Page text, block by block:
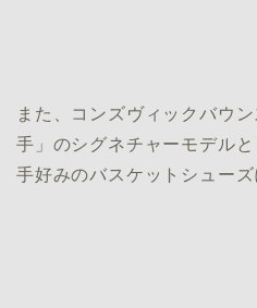
また、コンズヴィックバウ
手」のシグネチャーモデル
手好みのバスケットシューズ